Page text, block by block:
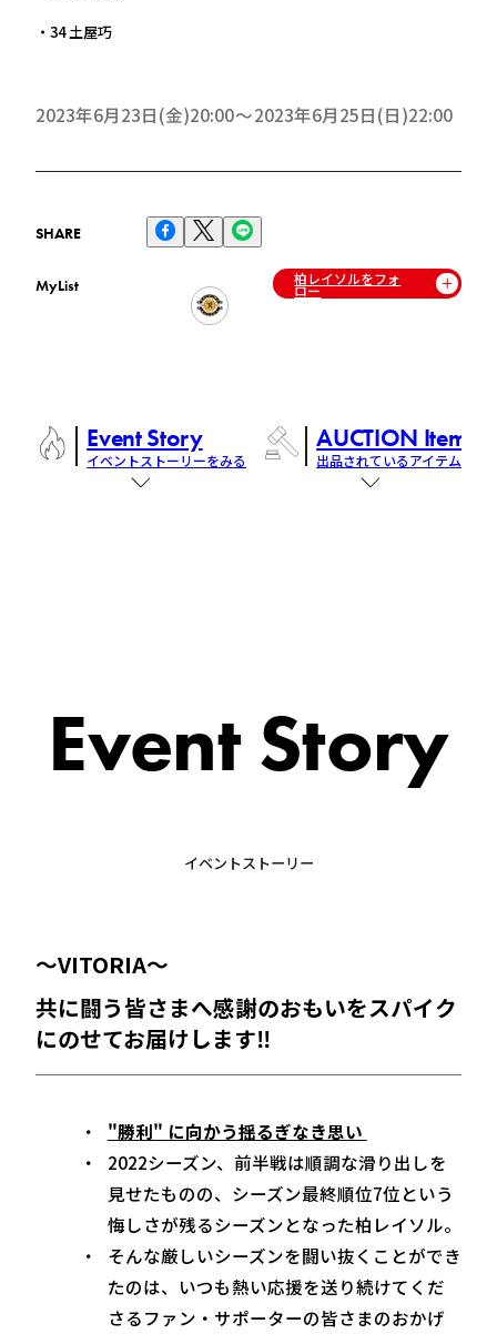
・34 土屋巧
2023年6月23日(金)20:00 2023年6月25日(日)22:00
SHARE
MyList 柏レイソルをフォ
ロー
Event Story
イベントストーリーをみる
AUCTION Items
出品されているアイテム
Event Story
イベントストーリー
～VITORIA～
共に闘う皆さまへ感謝のおもいをスパイク
にのせてお届けします‼
"勝利" に向かう揺るぎなき思い
2022シーズン、前半戦は順調な滑り出しを
見せたものの、シーズン最終順位7位という
悔しさが残るシーズンとなった柏レイソル。
そんな厳しいシーズンを闘い抜くことができ
たのは、いつも熱い応援を送り続けてくだ
さるファン・サポーターの皆さまのおかげ